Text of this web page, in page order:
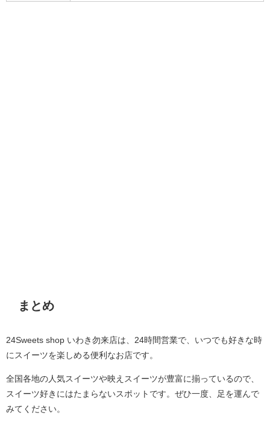
まとめ
24Sweets shop いわき勿来店は、24時間営業で、いつでも好きな時
にスイーツを楽しめる便利なお店です。
全国各地の人気スイーツや映えスイーツが豊富に揃っているので、
スイーツ好きにはたまらないスポットです。ぜひ一度、足を運んで
みてください。